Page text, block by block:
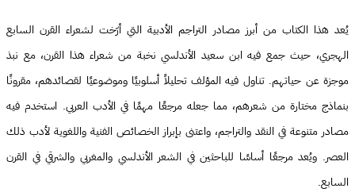
يُعد هذا الكتاب من أبرز مصادر التراجم الأدبية التي أرّخت لشعراء القرن السابع
الهجري، حيث جمع فيه ابن سعيد الأندلسي نخبة من شعراء هذا القرن، مع نبذ
موجزة عن حياتهم. تناول فيه المؤلف تحليلاً أسلوبيًا وموضوعيًا لقصائدهم، مقرونًا
بنماذج مختارة من شعرهم، مما جعله مرجعًا مهمًا في الأدب العربي. استخدم فيه
مصادر متنوعة في النقد والتراجم، واعتنى بإبراز الخصائص الفنية واللغوية لأدب ذلك
العصر. ويُعد مرجعًا أساسًا للباحثين في الشعر الأندلسي والمغربي والشرقي في القرن
السابع.